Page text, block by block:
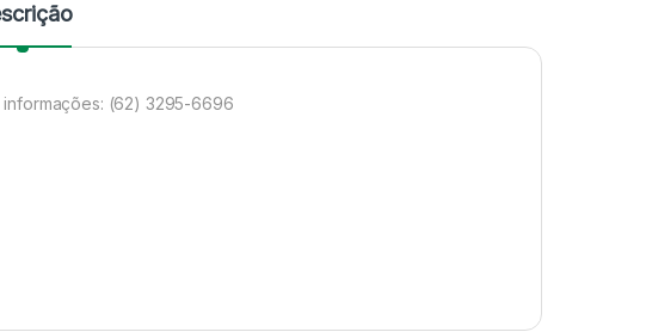
informações: (62) 3295-6696